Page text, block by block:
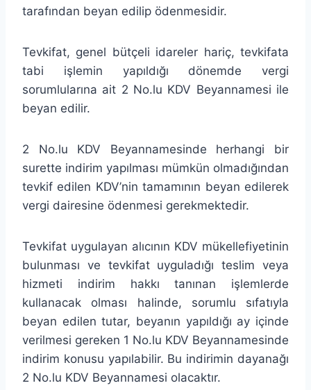
tarafından beyan edilip ödenmesidir.
Tevkifat, genel bütçeli idareler hariç, tevkifata
tabi işlemin yapıldığı dönemde vergi
sorumlularına ait 2 No.lu KDV Beyannamesi ile
beyan edilir.
2 No.lu KDV Beyannamesinde herhangi bir
surette indirim yapılması mümkün olmadığından
tevkif edilen KDV’nin tamamının beyan edilerek
vergi dairesine ödenmesi gerekmektedir.
Tevkifat uygulayan alıcının KDV mükellefiyetinin
bulunması ve tevkifat uyguladığı teslim veya
hizmeti indirim hakkı tanınan işlemlerde
kullanacak olması halinde, sorumlu sıfatıyla
beyan edilen tutar, beyanın yapıldığı ay içinde
verilmesi gereken 1 No.lu KDV Beyannamesinde
indirim konusu yapılabilir. Bu indirimin dayanağı
2 No.lu KDV Beyannamesi olacaktır.